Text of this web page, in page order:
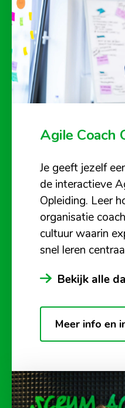
Agile Coach
Je geeft jezelf
de interactieve
Opleiding. Leer
organisatie
cultuur waarin
snel leren
Bekijk alle
Meer info en